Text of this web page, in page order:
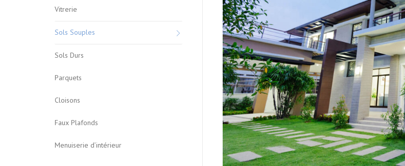
Vitrerie
Sols Souples
Sols Durs
Parquets
Cloisons
Faux Plafonds
Menuiserie d’intérieur